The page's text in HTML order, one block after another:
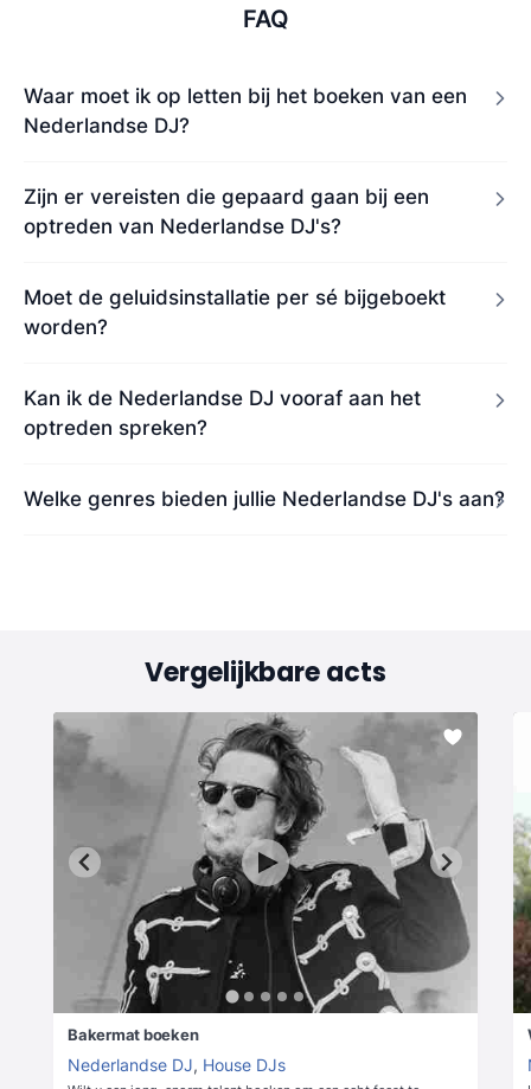
FAQ
Waar moet ik op letten bij het boeken van een
Nederlandse DJ?
Zijn er vereisten die gepaard gaan bij een
optreden van Nederlandse DJ's?
Moet de geluidsinstallatie per sé bijgeboekt
worden?
Kan ik de Nederlandse DJ vooraf aan het
optreden spreken?
Welke genres bieden jullie Nederlandse DJ's aan?
Vergelijkbare acts
Bakermat boeken
Nederlandse DJ, House DJs